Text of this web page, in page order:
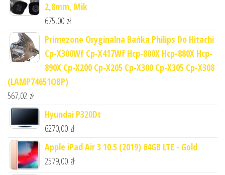
2,8mm, Mik
675,00 zł
Primezone Oryginalna Bańka Philips Do Hitachi
Cp-X300Wf Cp-X417Wf Hcp-800X Hcp-880X Hcp-
890X Cp-X200 Cp-X205 Cp-X300 Cp-X305 Cp-X308
(LAMP74651OBP)
567,02 zł
Hyundai P320Dt
6270,00 zł
Apple iPad Air 3 10.5 (2019) 64GB LTE - Gold
2579,00 zł